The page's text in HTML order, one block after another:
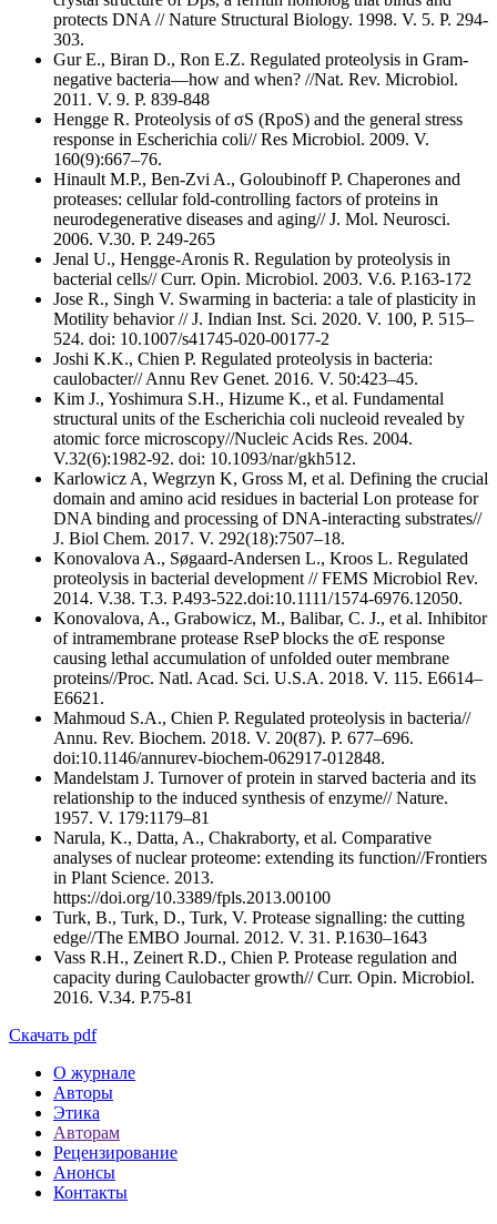
protects DNA // Nature Structural Biology. 1998. V. 5. P. 294-
303.
Gur E., Biran D., Ron E.Z. Regulated proteolysis in Gram-
negative bacteria—how and when? //Nat. Rev. Microbiol.
2011. V. 9. P. 839-848
Hengge R. Proteolysis of σS (RpoS) and the general stress
response in Escherichia coli// Res Microbiol. 2009. V.
160(9):667–76.
Hinault M.P., Ben-Zvi A., Goloubinoff P. Chaperones and
proteases: cellular fold-controlling factors of proteins in
neurodegenerative diseases and aging// J. Mol. Neurosci.
2006. V.30. P. 249-265
Jenal U., Hengge-Aronis R. Regulation by proteolysis in
bacterial cells// Curr. Opin. Microbiol. 2003. V.6. P.163-172
Jose R., Singh V. Swarming in bacteria: a tale of plasticity in
Motility behavior // J. Indian Inst. Sci. 2020. V. 100, P. 515–
524. doi: 10.1007/s41745-020-00177-2
Joshi K.K., Chien P. Regulated proteolysis in bacteria:
caulobacter// Annu Rev Genet. 2016. V. 50:423–45.
Kim J., Yoshimura S.H., Hizume K., et al. Fundamental
structural units of the Escherichia coli nucleoid revealed by
atomic force microscopy//Nucleic Acids Res. 2004.
V.32(6):1982-92. doi: 10.1093/nar/gkh512.
Karlowicz A, Wegrzyn K, Gross M, et al. Defining the crucial
domain and amino acid residues in bacterial Lon protease for
DNA binding and processing of DNA-interacting substrates//
J. Biol Chem. 2017. V. 292(18):7507–18.
Konovalova A., Søgaard-Andersen L., Kroos L. Regulated
proteolysis in bacterial development // FEMS Microbiol Rev.
2014. V.38. T.3. P.493-522.doi:10.1111/1574-6976.12050.
Konovalova, A., Grabowicz, M., Balibar, C. J., et al. Inhibitor
of intramembrane protease RseP blocks the σE response
causing lethal accumulation of unfolded outer membrane
proteins//Proc. Natl. Acad. Sci. U.S.A. 2018. V. 115. E6614–
E6621.
Mahmoud S.A., Chien P. Regulated proteolysis in bacteria//
Annu. Rev. Biochem. 2018. V. 20(87). P. 677–696.
doi:10.1146/annurev-biochem-062917-012848.
Mandelstam J. Turnover of protein in starved bacteria and its
relationship to the induced synthesis of enzyme// Nature.
1957. V. 179:1179–81
Narula, K., Datta, A., Chakraborty, et al. Comparative
analyses of nuclear proteome: extending its function//Frontiers
in Plant Science. 2013.
https://doi.org/10.3389/fpls.2013.00100
Turk, B., Turk, D., Turk, V. Protease signalling: the cutting
edge//The EMBO Journal. 2012. V. 31. P.1630–1643
Vass R.H., Zeinert R.D., Chien P. Protease regulation and
capacity during Caulobacter growth// Curr. Opin. Microbiol.
2016. V.34. P.75-81
Скачать pdf
О журнале
Авторы
Этика
Авторам
Рецензирование
Анонсы
Контакты